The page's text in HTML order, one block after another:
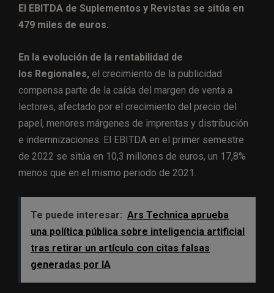
El EBITDA de Suplementos y Revistas se sitúa en
479 miles de euros.
En la evolución de la rentabilidad de
los Regionales, el crecimiento de la publicidad
compensa parte de la caída del margen de venta a
lectores, afectado por el crecimiento del precio del
papel, menores márgenes de imprentas y distribución
e indemnizaciones. El EBITDA en el primer semestre
de 2022 se sitúa en 10,3 millones de euros, un 17,8%
menos que en el mismo periodo de 2021.
Te puede interesar: Ars Technica aprueba
una política pública sobre inteligencia artificial
tras retirar un artículo con citas falsas
generadas por IA